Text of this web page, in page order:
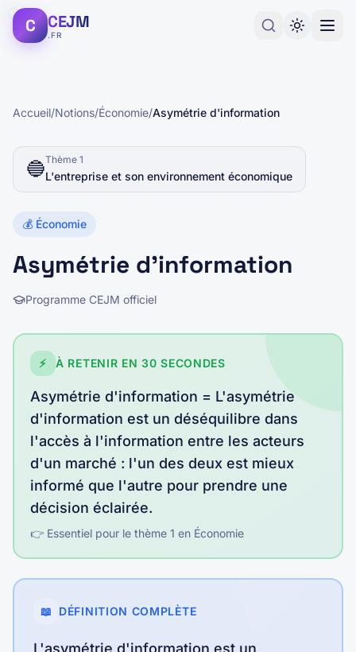
C CEJM
.FR
Accueil/Notions/Économie/Asymétrie d'information
🔵Thème 1
L'entreprise et son environnement économique
💰 Économie
Asymétrie d'information
Programme CEJM officiel
⚡ À RETENIR EN 30 SECONDES
Asymétrie d'information = L'asymétrie
d'information est un déséquilibre dans
l'accès à l'information entre les acteurs
d'un marché : l'un des deux est mieux
informé que l'autre pour prendre une
décision éclairée.
👉 Essentiel pour le thème 1 en Économie
📖 DÉFINITION COMPLÈTE
L'asymétrie d'information est un